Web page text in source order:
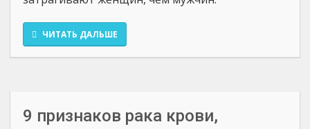
ЧИТАТЬ ДАЛЬШЕ
9 признаков рака крови,